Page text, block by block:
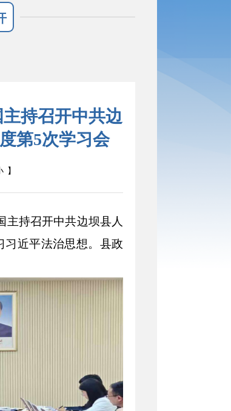
持召开中共边
第5次学习会
】
主持召开中共边坝县人
习近平法治思想。 县政